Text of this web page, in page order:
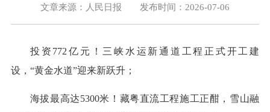
文章来源：人民日报 发布时间：2026-07-06
投资772亿元！三峡水运新通道工程正式开工建
设，“黄金水道”迎来新跃升；
海拔最高达5300米！藏粤直流工程施工正酣，雪山融